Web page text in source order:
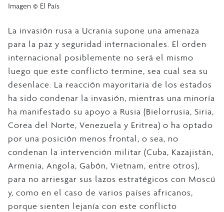
Imagen © El País
La invasión rusa a Ucrania supone una amenaza
para la paz y seguridad internacionales. El orden
internacional posiblemente no será el mismo
luego que este conflicto termine, sea cual sea su
desenlace. La reacción mayoritaria de los estados
ha sido condenar la invasión, mientras una minoría
ha manifestado su apoyo a Rusia (Bielorrusia, Siria,
Corea del Norte, Venezuela y Eritrea) o ha optado
por una posición menos frontal, o sea, no
condenan la intervención militar (Cuba, Kazajistán,
Armenia, Angola, Gabón, Vietnam, entre otros),
para no arriesgar sus lazos estratégicos con Moscú
y, como en el caso de varios países africanos,
porque sienten lejanía con este conflicto